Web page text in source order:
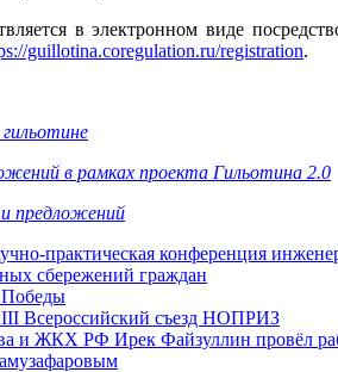
в электронном виде
guillotina.coregulation.ru/registration.
в рамках проекта Гильотина 2.0
и предложений
практическая конференция
сбережений граждан
Победы
Всероссийский съезд НОПРИЗ
и ЖКХ РФ Ирек Файзуллин провёл